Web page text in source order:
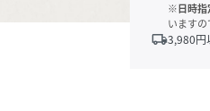
※日時指
いますの
local_shipping3,980円